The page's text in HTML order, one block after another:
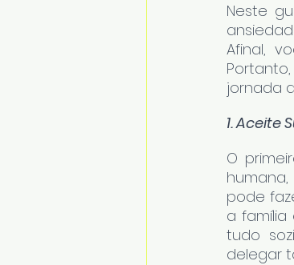
Neste
Afinal,
jornada
1. Aceite
O
pode
a
tudo
delegar